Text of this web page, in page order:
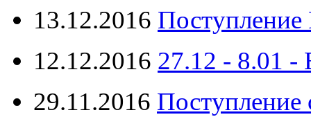
13.12.2016 Поступление
12.12.2016 27.12 -
29.11.2016 Поступление